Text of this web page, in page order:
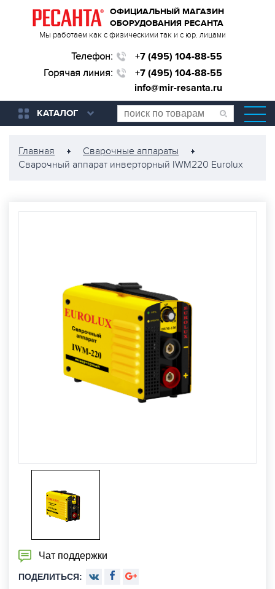
ОФИЦИАЛЬНЫЙ МАГАЗИН
ОБОРУДОВАНИЯ РЕСАНТА
Мы работаем как с физическими так и с юр. лицами
Телефон:
+7 (495) 104-88-55
Горячая линия:
+7 (495) 104-88-55
info@mir-resanta.ru
КАТАЛОГ
Главная
Сварочные аппараты
Сварочный аппарат инверторный IWM220 Eurolux
Чат поддержки
ПОДЕЛИТЬСЯ: